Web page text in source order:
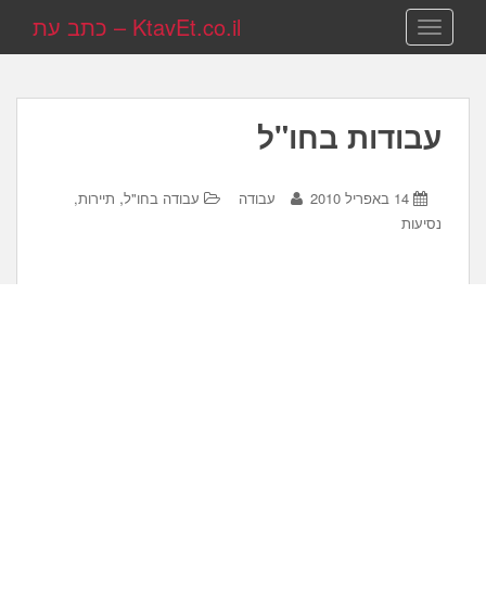
TOGGLE NAVIGATION KtavEt.co.il – כתב עת
עבודות בחו"ל
14 באפריל 2010 עבודה עבודה בחו"ל, תיירות,
נסיעות